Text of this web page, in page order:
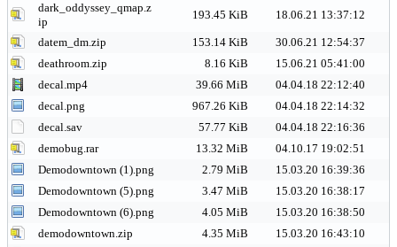
dark_oddyssey_qmap.z
ip
193.45 KiB 18.06.21 13:37:12
datem_dm.zip 153.14 KiB
30.06.21 12:54:37
deathroom.zip
8.16 KiB
15.06.21 05:41:00
decal.mp4
39.66 MiB
04.04.18 22:12:40
decal.png
967.26 KiB
04.04.18 22:14:32
decal.sav
57.77 KiB
04.04.18 22:16:36
demobug.rar
13.32 MiB
04.10.17 19:02:51
Demodowntown (1).png
2.79 MiB
15.03.20 16:39:36
Demodowntown (5).png
3.47 MiB
15.03.20 16:38:17
Demodowntown (6).png
4.05 MiB
15.03.20 16:38:50
demodowntown.zip
4.35 MiB
15.03.20 16:43:10